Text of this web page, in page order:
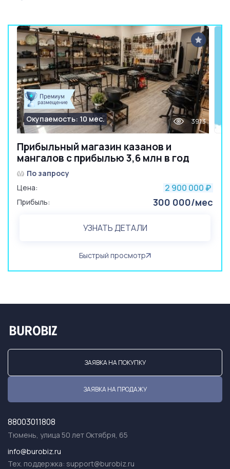
Прибыльный магазин казанов и
мангалов с прибылью 3,6 млн в год
Окупаемость: 10 мес. 3913
По запросу
Цена:
2 900 000 ₽
Прибыль: 300 000/мес
УЗНАТЬ ДЕТАЛИ
Быстрый просмотр
ЗАЯВКА НА ПОКУПКУ
ЗАЯВКА НА ПРОДАЖУ
88003011808
Тюмень, улица 50 лет Октября, 65
info@burobiz.ru
Тех. поддержка: support@burobiz.ru